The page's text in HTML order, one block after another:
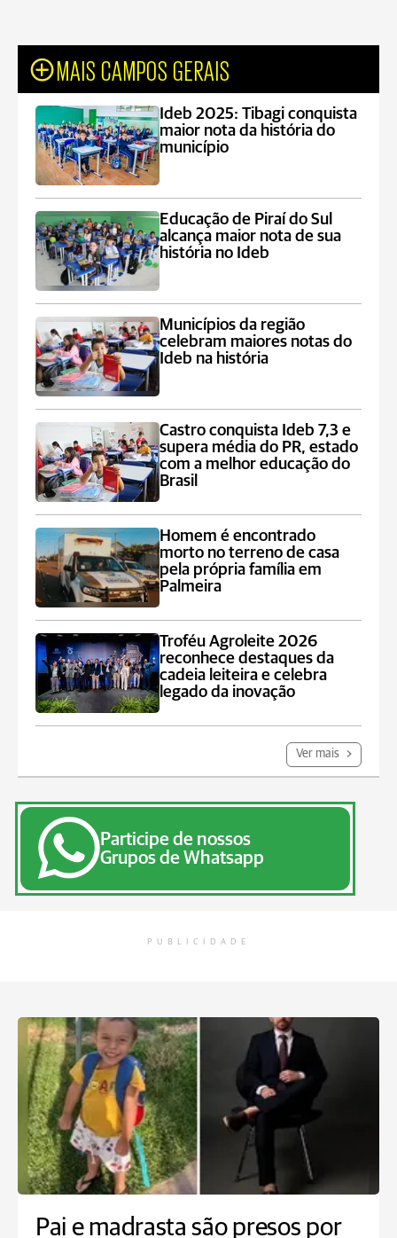
MAIS CAMPOS GERAIS
Ideb 2025: Tibagi conquista
maior nota da história do
município
Educação de Piraí do Sul
alcança maior nota de sua
história no Ideb
Municípios da região
celebram maiores notas do
Ideb na história
Castro conquista Ideb 7,3 e
supera média do PR, estado
com a melhor educação do
Brasil
Homem é encontrado
morto no terreno de casa
pela própria família em
Palmeira
Troféu Agroleite 2026
reconhece destaques da
cadeia leiteira e celebra
legado da inovação
Ver mais
Participe de nossos
Grupos de Whatsapp
PUBLICIDADE
Pai e madrasta são presos por